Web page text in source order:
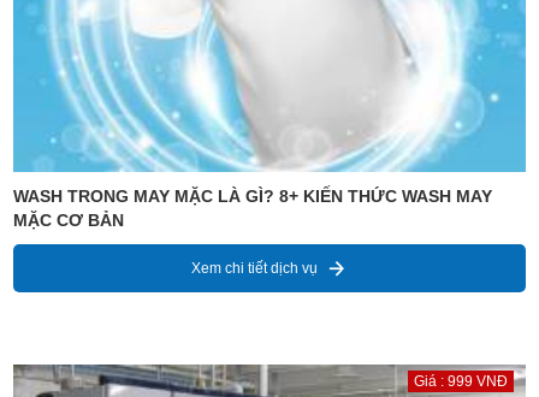
WASH TRONG MAY MẶC LÀ GÌ? 8+ KIẾN THỨC WASH MAY
MẶC CƠ BẢN
Xem chi tiết dịch vụ
Giá : 999 VNĐ